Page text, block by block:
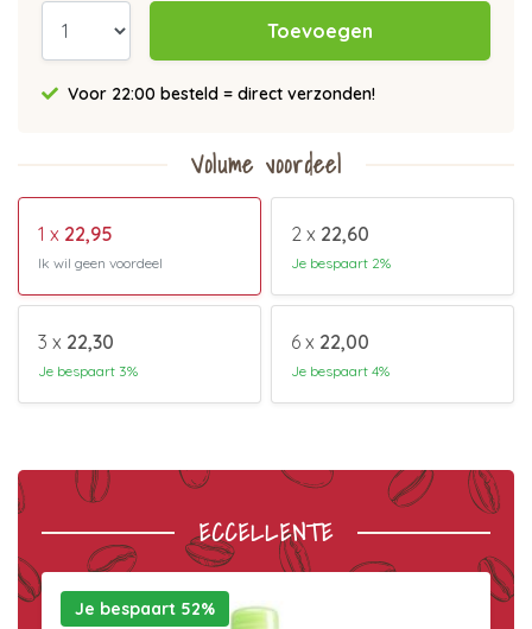
Toevoegen
Voor 22:00 besteld = direct verzonden!
Volume voordeel
1 x 22,95
Ik wil geen voordeel
2 x 22,60
Je bespaart 2%
3 x 22,30
Je bespaart 3%
6 x 22,00
Je bespaart 4%
ECCELLENTE
Je bespaart 52%